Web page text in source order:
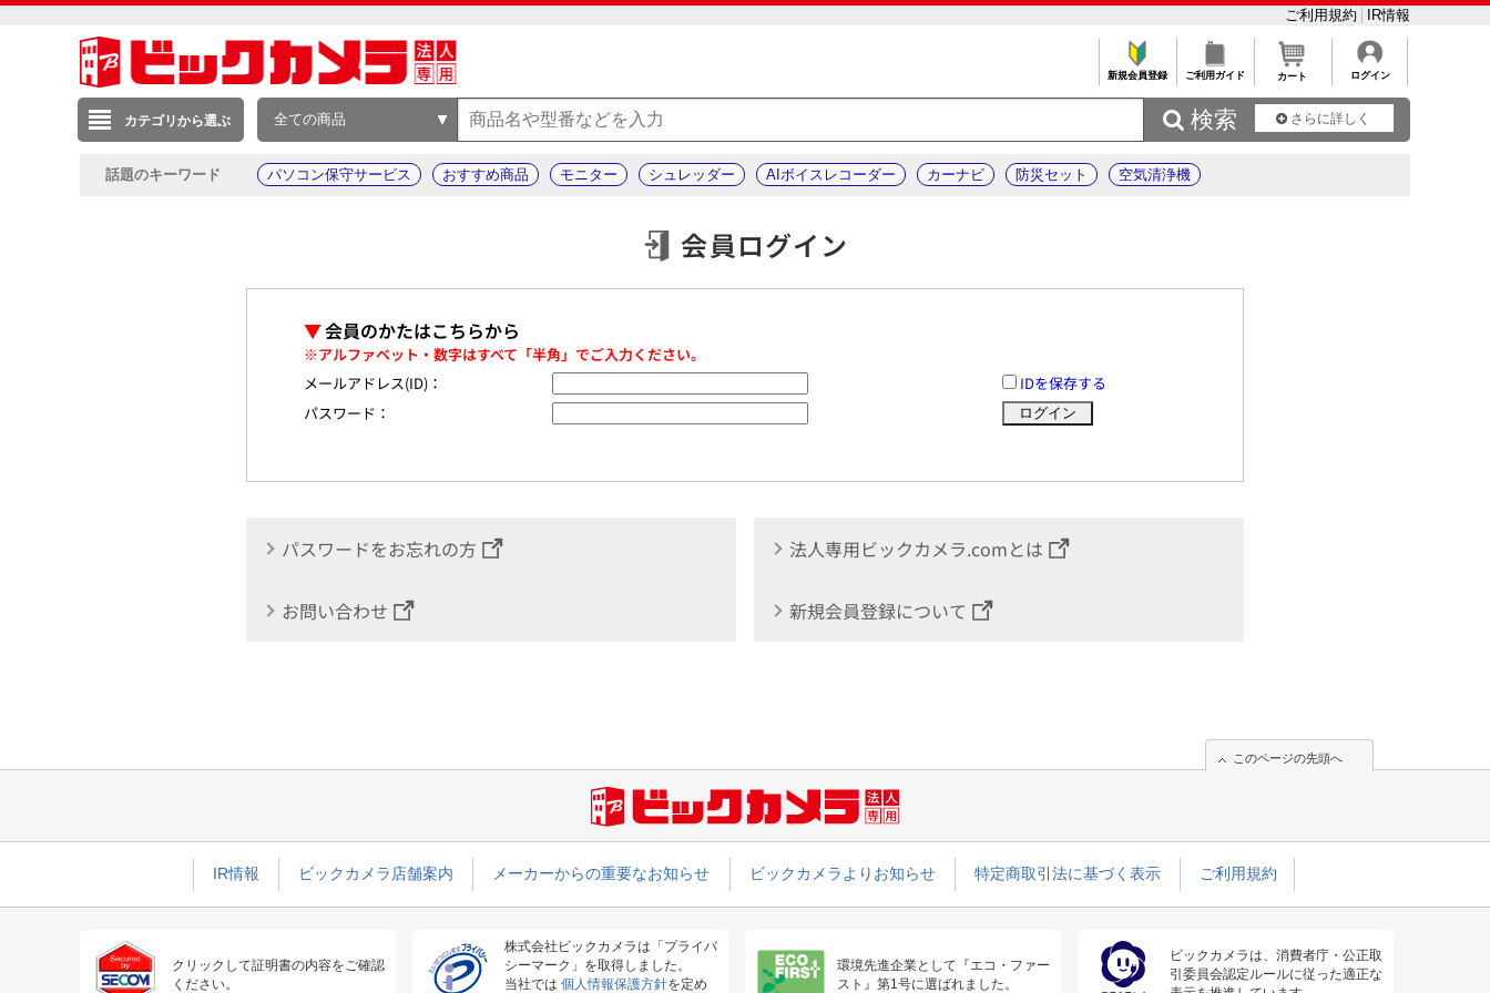
ご利用規約 IR情報
新規会員登録 ご利用ガイド カート ログイン
カテゴリから選ぶ 全ての商品  検索 さらに詳しく
話題のキーワード パソコン保守サービス おすすめ商品 モニター シュレッダー AIボイスレコーダー カーナビ 防災セット 空気清浄機
会員ログイン
▼会員のかたはこちらから
※アルファベット・数字はすべて「半角」でご入力ください。
メールアドレス(ID)：
IDを保存する
パスワード：
パスワードをお忘れの方 法人専用ビックカメラ.comとは
お問い合わせ 新規会員登録について
このページの先頭へ
IR情報 ビックカメラ店舗案内 メーカーからの重要なお知らせ ビックカメラよりお知らせ 特定商取引法に基づく表示 ご利用規約
クリックして証明書の内容をご確認
ください。
株式会社ビックカメラは「プライバ
シーマーク」を取得しました。
当社では 個人情報保護方針を定め
環境先進企業として『エコ・ファー
スト』第1号に選ばれました。
ビックカメラは、消費者庁・公正取
引委員会認定ルールに従った適正な